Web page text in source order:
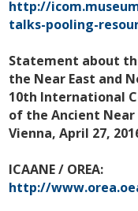
http://
talks-pooling-
Statement about
the Near East and
10th International
of the Ancient Near
Vienna, April 27,
ICAANE / OREA:
http://